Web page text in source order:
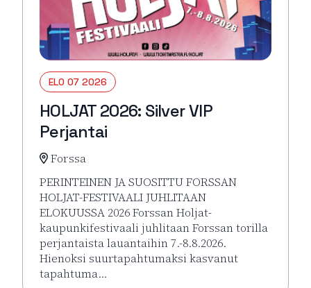
ELO 07 2026
HOLJAT 2026: Silver VIP
Perjantai
Forssa
PERINTEINEN JA SUOSITTU FORSSAN
HOLJAT-FESTIVAALI JUHLITAAN
ELOKUUSSA 2026 Forssan Holjat-
kaupunkifestivaali juhlitaan Forssan torilla
perjantaista lauantaihin 7.-8.8.2026.
Hienoksi suurtapahtumaksi kasvanut
tapahtuma…